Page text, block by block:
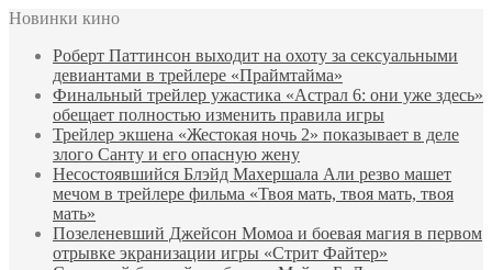
Новинки кино
Роберт Паттинсон выходит на охоту за сексуальными
девиантами в трейлере «Праймтайма»
Финальный трейлер ужастика «Астрал 6: они уже здесь»
обещает полностью изменить правила игры
Трейлер экшена «Жестокая ночь 2» показывает в деле
злого Санту и его опасную жену
Несостоявшийся Блэйд Махершала Али резво машет
мечом в трейлере фильма «Твоя мать, твоя мать, твоя
мать»
Позеленевший Джейсон Момоа и боевая магия в первом
отрывке экранизации игры «Стрит Файтер»